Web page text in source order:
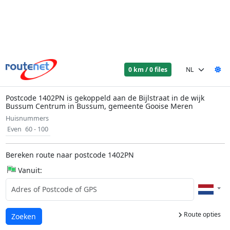
0 km / 0 files
Postcode 1402PN is gekoppeld aan de Bijlstraat in de wijk
Bussum Centrum in Bussum, gemeente Gooise Meren
Huisnummers
Even 60 - 100
Bereken route naar postcode 1402PN
Vanuit:
Route opties
Laden...
Zoeken